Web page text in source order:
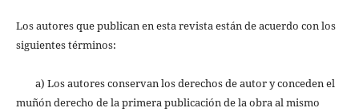
Los autores que publican en esta revista están de acuerdo con los
siguientes términos:
a) Los autores conservan los derechos de autor y conceden el
muñón derecho de la primera publicación de la obra al mismo